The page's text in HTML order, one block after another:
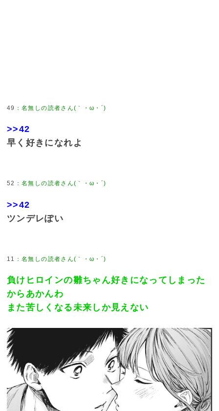
49 ：名無しの読者さん(｀・ω・´)
>>42
早く好きになれよ
52 ：名無しの読者さん(｀・ω・´)
>>42
ツンデレぽい
11 ：名無しの読者さん(｀・ω・´)
負けヒロインの雛ちゃん好きになってしまった
からあかんわ
また苦しくなる未来しか見えない